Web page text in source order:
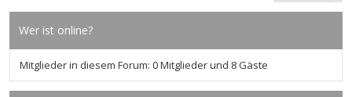
Wer ist online?
Mitglieder in diesem Forum: 0 Mitglieder und 8 Gäste